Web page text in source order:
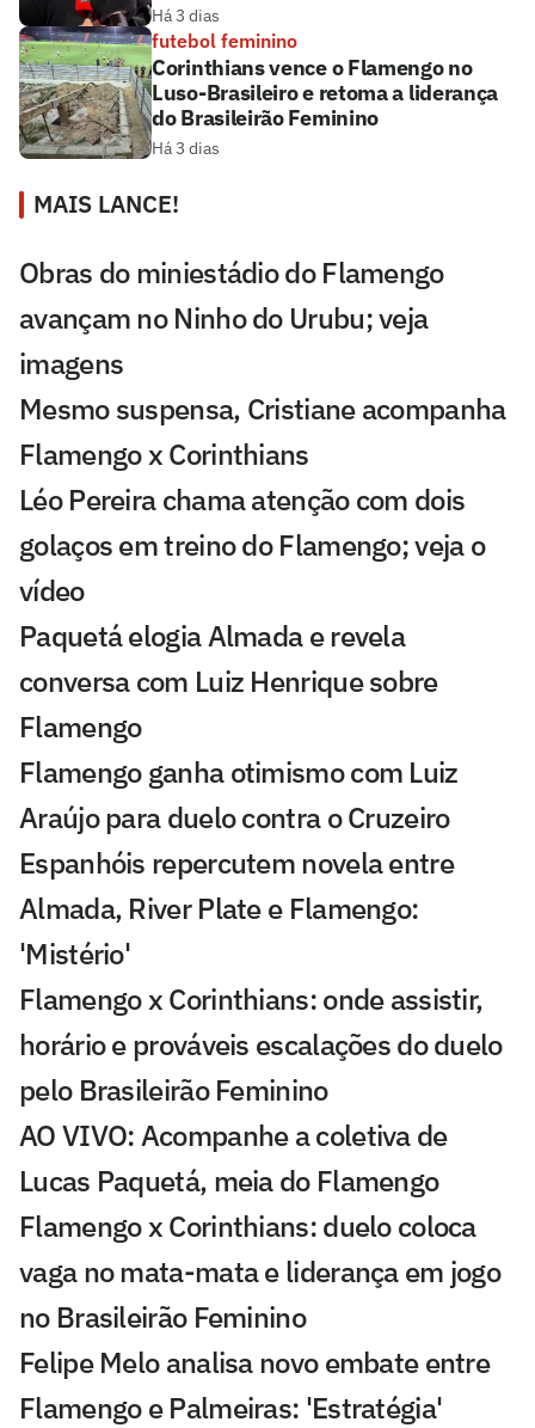
Há 3 dias
futebol feminino
Corinthians vence o Flamengo no
Luso-Brasileiro e retoma a liderança
do Brasileirão Feminino
Há 3 dias
MAIS LANCE!
Obras do miniestádio do Flamengo
avançam no Ninho do Urubu; veja
imagens
Mesmo suspensa, Cristiane acompanha
Flamengo x Corinthians
Léo Pereira chama atenção com dois
golaços em treino do Flamengo; veja o
vídeo
Paquetá elogia Almada e revela
conversa com Luiz Henrique sobre
Flamengo
Flamengo ganha otimismo com Luiz
Araújo para duelo contra o Cruzeiro
Espanhóis repercutem novela entre
Almada, River Plate e Flamengo:
'Mistério'
Flamengo x Corinthians: onde assistir,
horário e prováveis escalações do duelo
pelo Brasileirão Feminino
AO VIVO: Acompanhe a coletiva de
Lucas Paquetá, meia do Flamengo
Flamengo x Corinthians: duelo coloca
vaga no mata-mata e liderança em jogo
no Brasileirão Feminino
Felipe Melo analisa novo embate entre
Flamengo e Palmeiras: 'Estratégia'